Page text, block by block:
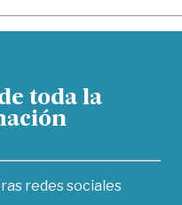
toda la
redes sociales